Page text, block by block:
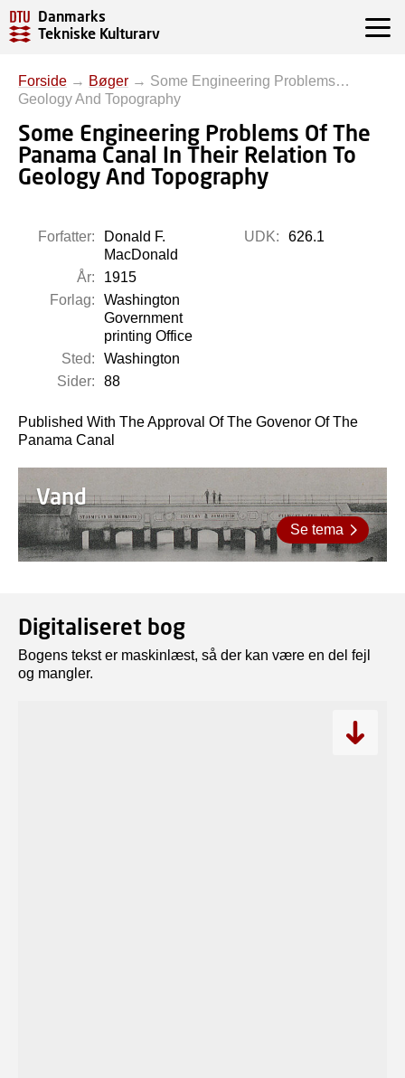
Danmarks
Tekniske Kulturarv
Forside → Bøger → Some Engineering Problems…
Geology And Topography
Some Engineering Problems Of The
Panama Canal In Their Relation To
Geology And Topography
Forfatter:
Donald F.
MacDonald
År:
1915
Forlag:
Washington
Government
printing Office
Sted:
Washington
Sider:
88
UDK: 626.1
Published With The Approval Of The Govenor Of The
Panama Canal
Vand
Se tema
Digitaliseret bog
Bogens tekst er maskinlæst, så der kan være en del fejl
og mangler.